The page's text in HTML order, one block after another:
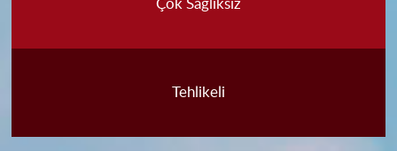
Çok Sağlıksız
Tehlikeli